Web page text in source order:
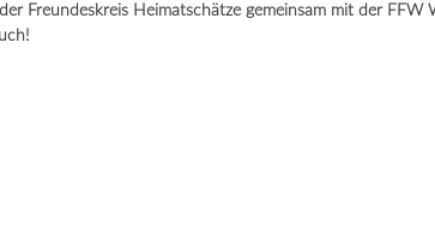
Freundeskreis Heimatschätze gemeinsam mit der FFW